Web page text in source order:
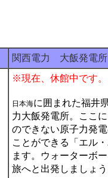
関西電力 大飯発電所
※現在、休館中です。
日本海に囲まれた福井
力大飯発電所。ここ
のできない原子力発
ことができる「エル
ます。ウォーターボ
旅へと出発しましょ